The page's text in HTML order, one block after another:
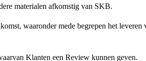
materialen afkomstig van SKB.
waaronder mede begrepen het
Klanten een Review kunnen geven.